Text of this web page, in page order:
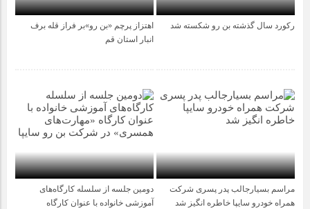
1 سال قبل
رکورد سال گذشته بن رو شکسته شد
اهتزاز پرچم «بن رو»بر فراز قله برف
انبار استان قم
مراسم بسیارجالب پدر پسری شرکت
همراه خودرو سایپا خاطره انگیز شد
1 سال قبل
دومین جلسه از سلسله کارگاه‌های
آموزشی خانواده با عنوان کارگاه